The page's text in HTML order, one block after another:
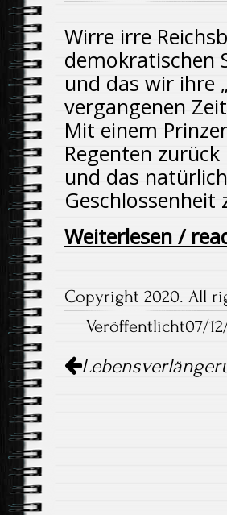
Wirre irre
demokratischen
und das wir ihre
vergangenen
Mit einem
Regenten zurück
und das
Geschlossenheit
Weiterlesen /
Copyright 2020. All
Veröffentlicht07/
Navigation